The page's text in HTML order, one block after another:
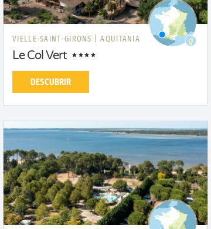
VIELLE-SAINT-GIRONS | AQUITANIA
Le Col Vert
DESCUBRIR